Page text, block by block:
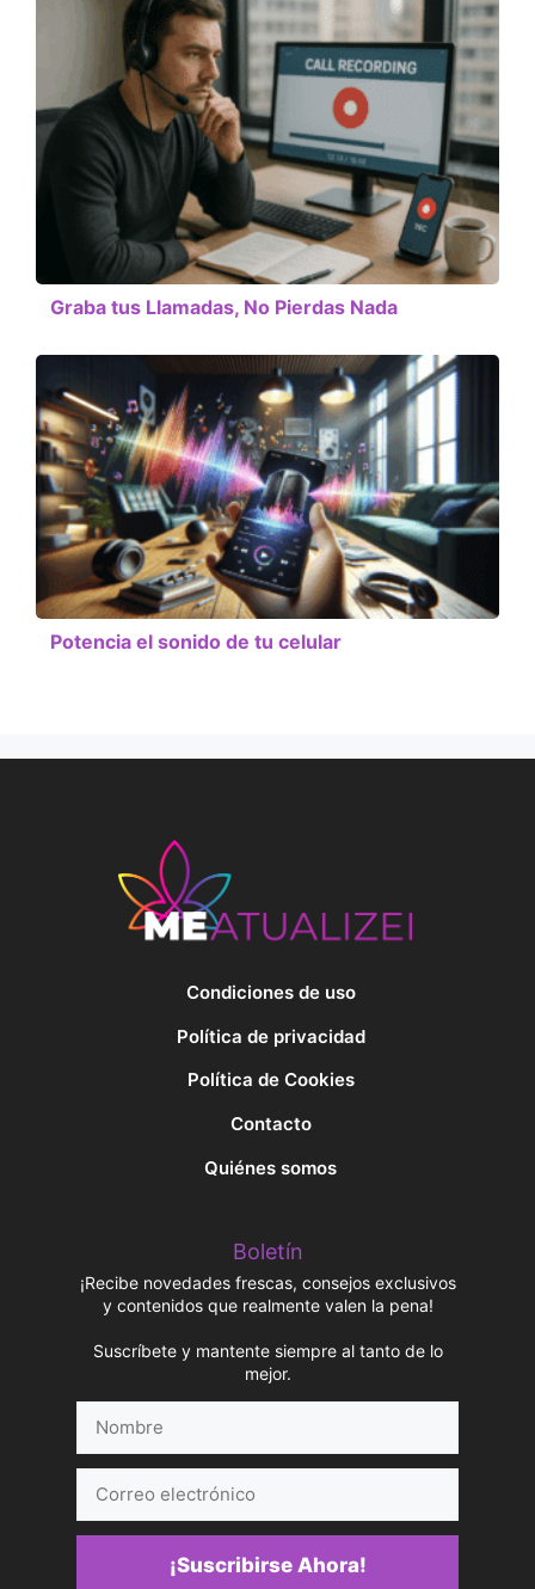
Graba tus Llamadas, No Pierdas Nada
Potencia el sonido de tu celular
Condiciones de uso
Política de privacidad
Política de Cookies
Contacto
Quiénes somos
Boletín
¡Recibe novedades frescas, consejos exclusivos
y contenidos que realmente valen la pena!
Suscríbete y mantente siempre al tanto de lo
mejor.
electrónico
¡Suscribirse Ahora!